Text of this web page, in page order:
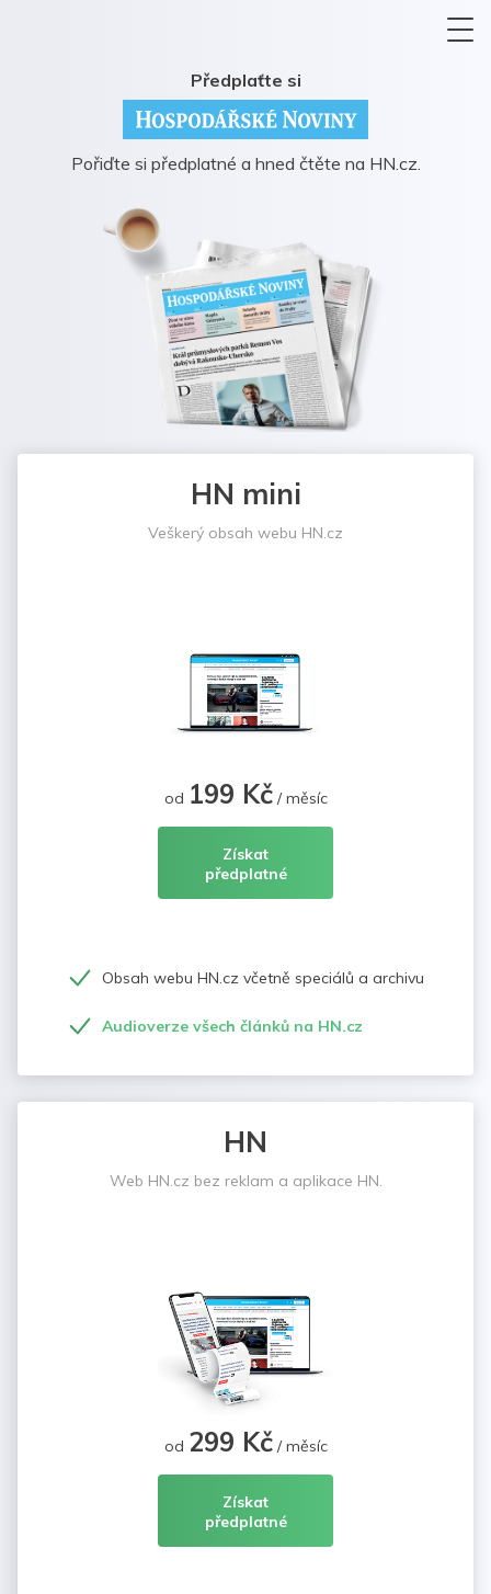
Předplaťte si
Pořiďte si předplatné a hned čtěte na HN.cz.
HN mini
Veškerý obsah webu HN.cz
od 199 Kč/ měsíc
Získat
předplatné
Obsah webu HN.cz včetně speciálů a archivu
Audioverze všech článků na HN.cz
HN
Web HN.cz bez reklam a aplikace HN.
od 299 Kč/ měsíc
Získat
předplatné